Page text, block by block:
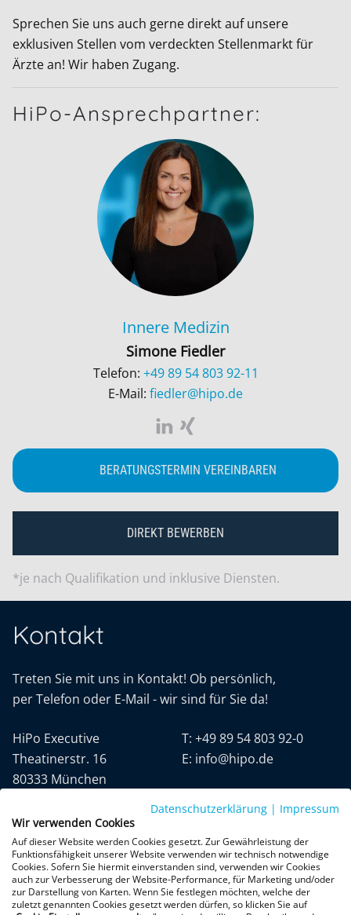
Sprechen Sie uns auch gerne direkt auf unsere
exklusiven Stellen vom verdeckten Stellenmarkt für
Ärzte an! Wir haben Zugang.
HiPo-Ansprechpartner:
Innere Medizin
Simone Fiedler
Telefon: +49 89 54 803 92-11
E-Mail: fiedler@hipo.de
BERATUNGSTERMIN VEREINBAREN
DIREKT BEWERBEN
*je nach Qualifikation und inklusive Diensten.
Kontakt
Treten Sie mit uns in Kontakt! Ob persönlich,
per Telefon oder E-Mail - wir sind für Sie da!
HiPo Executive
Theatinerstr. 16
80333 München
T: +49 89 54 803 92-0
E: info@hipo.de
Datenschutz AGB Impressum
Datenschutzerklärung | Impressum
Wir verwenden Cookies
Auf dieser Website werden Cookies gesetzt. Zur Gewährleistung der
Funktionsfähigkeit unserer Website verwenden wir technisch notwendige
Cookies. Sofern Sie hiermit einverstanden sind, verwenden wir Cookies
auch zur Verbesserung der Website-Performance, für Marketing und/oder
zur Darstellung von Karten. Wenn Sie festlegen möchten, welche der
zuletzt genannten Cookies gesetzt werden dürfen, so klicken Sie auf